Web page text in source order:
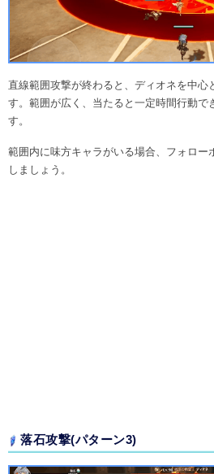
直線範囲攻撃が終わると、ディオネを中心
す。範囲が広く、当たると一定時間行動で
す。
範囲内に味方キャラがいる場合、フォロー
しましょう。
落石攻撃(パターン3)